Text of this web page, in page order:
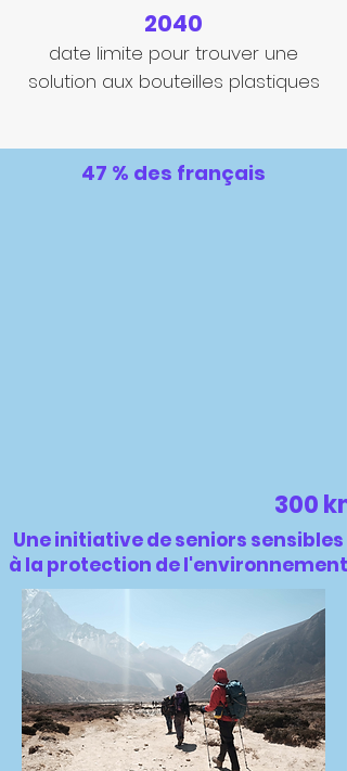
2040
date limite pour trouver une
solution aux bouteilles plastiques
47 % des français
300
Une initiative de seniors sensibles
à la protection de l'environnement